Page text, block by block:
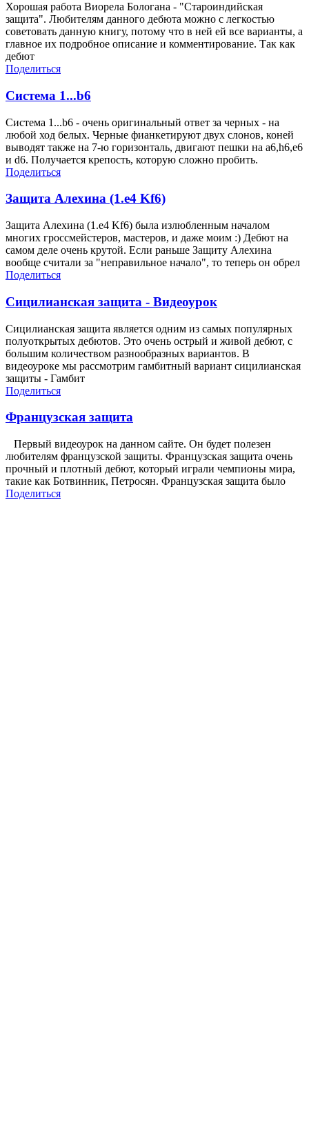
Хорошая работа Виорела Бологана - "Староиндийская
защита". Любителям данного дебюта можно с легкостью
советовать данную книгу, потому что в ней ей все варианты, а
главное их подробное описание и комментирование. Так как
дебют
Поделиться
Система 1...b6
Система 1...b6 - очень оригинальный ответ за черных - на
любой ход белых. Черные фианкетируют двух слонов, коней
выводят также на 7-ю горизонталь, двигают пешки на а6,h6,e6
и d6. Получается крепость, которую сложно пробить.
Поделиться
Защита Алехина (1.e4 Kf6)
Защита Алехина (1.e4 Kf6) была излюбленным началом
многих гроссмейстеров, мастеров, и даже моим :) Дебют на
самом деле очень крутой. Если раньше Защиту Алехина
вообще считали за "неправильное начало", то теперь он обрел
Поделиться
Сицилианская защита - Видеоурок
Сицилианская защита является одним из самых популярных
полуоткрытых дебютов. Это очень острый и живой дебют, с
большим количеством разнообразных вариантов. В
видеоуроке мы рассмотрим гамбитный вариант сицилианская
защиты - Гамбит
Поделиться
Французская защита
Первый видеоурок на данном сайте. Он будет полезен
любителям французской защиты. Французская защита очень
прочный и плотный дебют, который играли чемпионы мира,
такие как Ботвинник, Петросян. Французская защита было
Поделиться